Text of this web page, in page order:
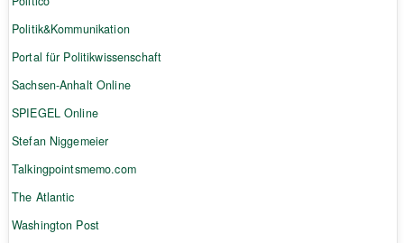
Politik&Kommunikation
Portal für Politikwissenschaft
Sachsen-Anhalt Online
SPIEGEL Online
Stefan Niggemeier
Talkingpointsmemo.com
The Atlantic
Washington Post